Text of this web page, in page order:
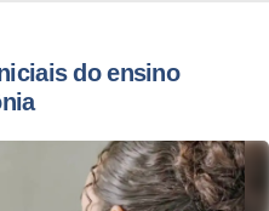
do ensino